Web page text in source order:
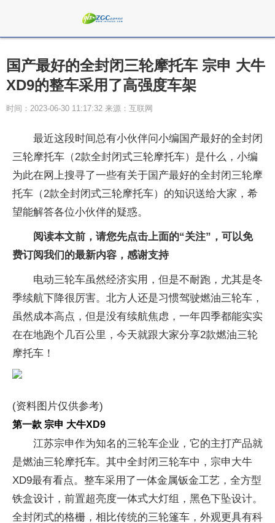
国产最好的全封闭三轮摩托车 宗申 大牛
XD9的整车采用了高强度车架
时间：2023-06-30 11:17:32 来源：互联网
最近这段时间总有小伙伴问小编国产最好的全封闭
三轮摩托车（2款全封闭式三轮摩托车）是什么，小编
为此在网上搜寻了一些有关于国产最好的全封闭三轮摩
托车（2款全封闭式三轮摩托车）的知识送给大家，希
望能解答各位小伙伴的疑惑。
阅读本文前，请您先点击上面的“关注”，可以免
费订阅我们的最新内容，感谢支持
电动三轮车虽然经济实用，但是不耐跑，尤其是冬
季续航下降很厉害。北方人还是习惯驾驶燃油三轮车，
虽然成本高点，但是没有续航焦虑，一年四季都能实实
在在地跑个几百公里，今天就跟大家分享2款燃油三轮
摩托车！
(资料图片仅供参考)
第一款 宗申 大牛XD9
江苏宗申作为知名的三轮车企业，它的主打产品就
是燃油三轮摩托车。其中全封闭三轮车中，宗申大牛
XD9最有看点。整车采用了一体金属钣金工艺，全方型
铁盒设计，前置超亮度一体式大灯组，黑色下坠设计。
全封闭式的格栅，相比传统的三轮篷车，外观更具有科